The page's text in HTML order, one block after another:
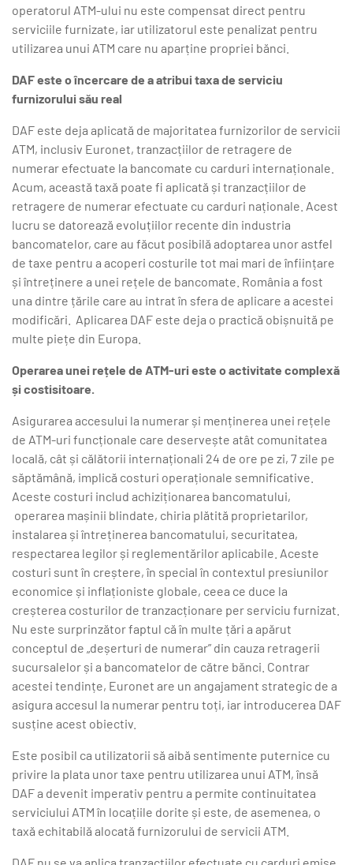
operatorul ATM-ului nu este compensat direct pentru
serviciile furnizate, iar utilizatorul este penalizat pentru
utilizarea unui ATM care nu aparține propriei bănci.
DAF este o încercare de a atribui taxa de serviciu
furnizorului său real
DAF este deja aplicată de majoritatea furnizorilor de servicii
ATM, inclusiv Euronet, tranzacțiilor de retragere de
numerar efectuate la bancomate cu carduri internaționale.
Acum, această taxă poate fi aplicată și tranzacțiilor de
retragere de numerar efectuate cu carduri naționale. Acest
lucru se datorează evoluțiilor recente din industria
bancomatelor, care au făcut posibilă adoptarea unor astfel
de taxe pentru a acoperi costurile tot mai mari de înființare
și întreținere a unei rețele de bancomate. România a fost
una dintre țările care au intrat în sfera de aplicare a acestei
modificări. Aplicarea DAF este deja o practică obișnuită pe
multe piețe din Europa.
Operarea unei rețele de ATM-uri este o activitate complexă
și costisitoare.
Asigurarea accesului la numerar și menținerea unei rețele
de ATM-uri funcționale care deservește atât comunitatea
locală, cât și călătorii internaționali 24 de ore pe zi, 7 zile pe
săptămână, implică costuri operaționale semnificative.
Aceste costuri includ achiziționarea bancomatului,
operarea mașinii blindate, chiria plătită proprietarilor,
instalarea și întreținerea bancomatului, securitatea,
respectarea legilor și reglementărilor aplicabile. Aceste
costuri sunt în creștere, în special în contextul presiunilor
economice și inflaționiste globale, ceea ce duce la
creșterea costurilor de tranzacționare per serviciu furnizat.
Nu este surprinzător faptul că în multe țări a apărut
conceptul de „deșerturi de numerar” din cauza retragerii
sucursalelor și a bancomatelor de către bănci. Contrar
acestei tendințe, Euronet are un angajament strategic de a
asigura accesul la numerar pentru toți, iar introducerea DAF
susține acest obiectiv.
Este posibil ca utilizatorii să aibă sentimente puternice cu
privire la plata unor taxe pentru utilizarea unui ATM, însă
DAF a devenit imperativ pentru a permite continuitatea
serviciului ATM în locațiile dorite și este, de asemenea, o
taxă echitabilă alocată furnizorului de servicii ATM.